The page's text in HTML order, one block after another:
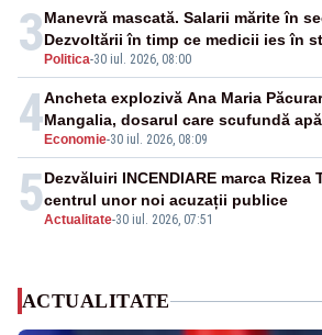
3 Politica-30 iul. 2026, 08:00
Manevră mascată. Salarii mărite în
Dezvoltării în timp ce medicii ies în
4 Economie-30 iul. 2026, 08:09
Ancheta explozivă Ana Maria
Mangalia, dosarul care scufundă
5Actualitate-30 iul. 2026, 07:51
Dezvăluiri INCENDIARE marca Rizea
centrul unor noi acuzații publice
ACTUALITATE